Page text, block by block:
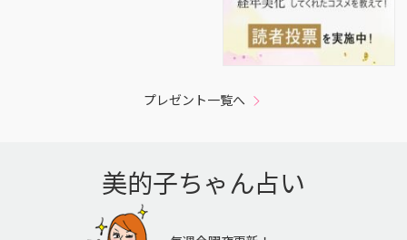
プレゼント一覧へ
美的子ちゃん占い